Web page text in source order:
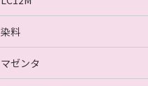
染料
マゼンタ